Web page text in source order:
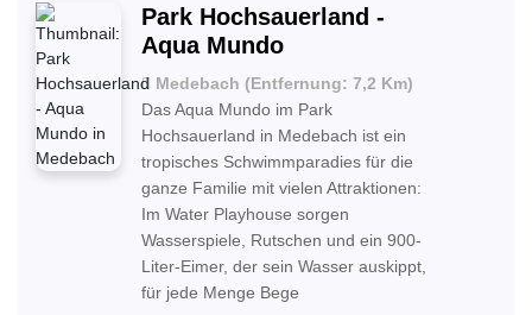
Park Hochsauerland -
Aqua Mundo
Medebach (Entfernung: 7,2 Km)
Das Aqua Mundo im Park
Hochsauerland in Medebach ist ein
tropisches Schwimmparadies für die
ganze Familie mit vielen Attraktionen:
Im Water Playhouse sorgen
Wasserspiele, Rutschen und ein 900-
Liter-Eimer, der sein Wasser auskippt,
für jede Menge Bege